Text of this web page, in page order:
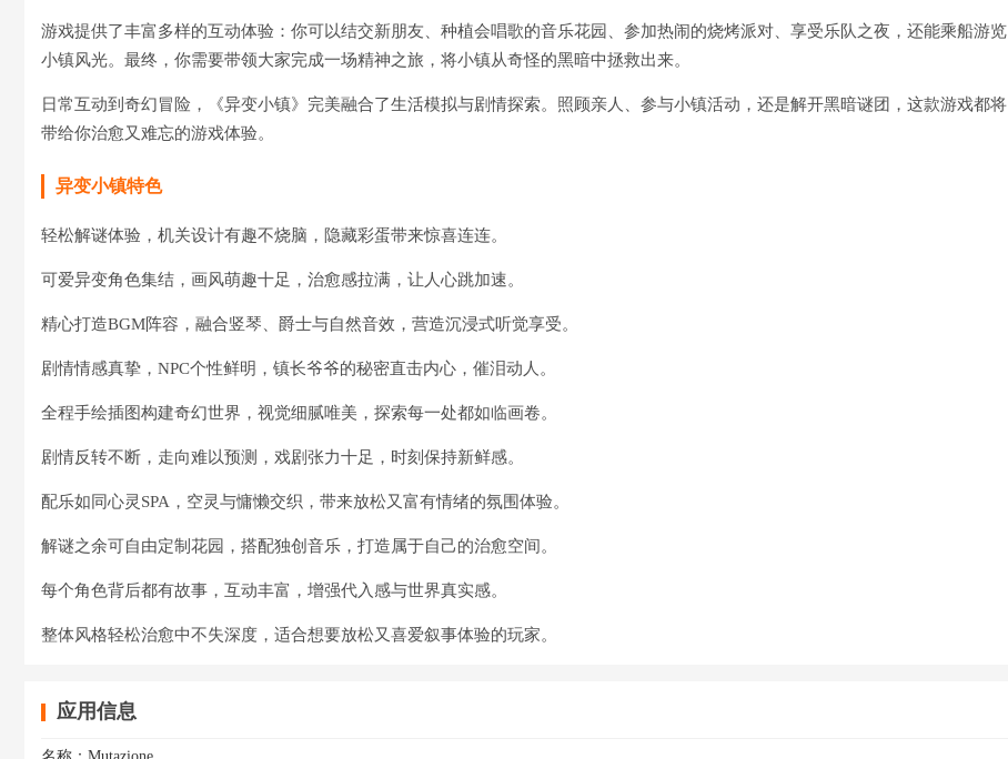
游戏提供了丰富多样的互动体验：你可以结交新朋友、种植会唱歌的音乐花园、参加热闹的烧烤派对、享受乐队之夜，还能乘船游览
小镇风光。最终，你需要带领大家完成一场精神之旅，将小镇从奇怪的黑暗中拯救出来。
日常互动到奇幻冒险，《异变小镇》完美融合了生活模拟与剧情探索。照顾亲人、参与小镇活动，还是解开黑暗谜团，这款游戏都将
带给你治愈又难忘的游戏体验。
异变小镇特色
轻松解谜体验，机关设计有趣不烧脑，隐藏彩蛋带来惊喜连连。
可爱异变角色集结，画风萌趣十足，治愈感拉满，让人心跳加速。
精心打造BGM阵容，融合竖琴、爵士与自然音效，营造沉浸式听觉享受。
剧情情感真挚，NPC个性鲜明，镇长爷爷的秘密直击内心，催泪动人。
全程手绘插图构建奇幻世界，视觉细腻唯美，探索每一处都如临画卷。
剧情反转不断，走向难以预测，戏剧张力十足，时刻保持新鲜感。
配乐如同心灵SPA，空灵与慵懒交织，带来放松又富有情绪的氛围体验。
解谜之余可自由定制花园，搭配独创音乐，打造属于自己的治愈空间。
每个角色背后都有故事，互动丰富，增强代入感与世界真实感。
整体风格轻松治愈中不失深度，适合想要放松又喜爱叙事体验的玩家。
应用信息